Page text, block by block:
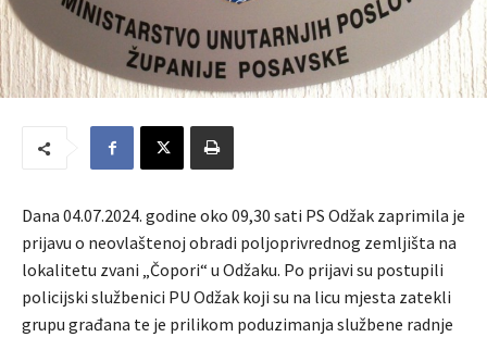
Dana 04.07.2024. godine oko 09,30 sati PS Odžak zaprimila je
prijavu o neovlaštenoj obradi poljoprivrednog zemljišta na
lokalitetu zvani „Čopori“ u Odžaku. Po prijavi su postupili
policijski službenici PU Odžak koji su na licu mjesta zatekli
grupu građana te je prilikom poduzimanja službene radnje